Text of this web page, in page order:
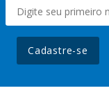
Cadastre-se